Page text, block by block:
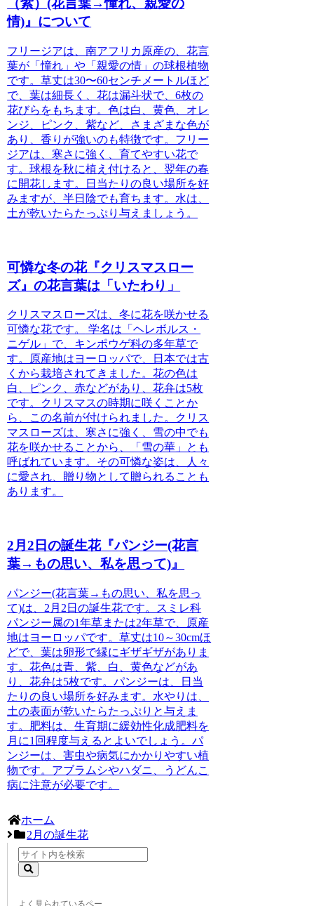
（紫）(花言葉→憧れ、親愛の
情)』について
フリージアは、南アフリカ原産の、花言
葉が「憧れ」や「親愛の情」の球根植物
です。草丈は30〜60センチメートルほど
で、葉は細長く、花は漏斗状で、6枚の
花びらをもちます。色は白、黄色、オレ
ンジ、ピンク、紫など、さまざまな色が
あり、香りが強いのも特徴です。フリー
ジアは、寒さに強く、育てやすい花で
す。球根を秋に植え付けると、翌年の春
に開花します。日当たりの良い場所を好
みますが、半日陰でも育ちます。水は、
土が乾いたらたっぷり与えましょう。
可憐な冬の花『クリスマスロー
ズ』の花言葉は「いたわり」
クリスマスローズは、冬に花を咲かせる
可憐な花です。
学名は「ヘレボルス・
ニゲル」で、キンポウゲ科の多年草で
す。原産地はヨーロッパで、日本では古
くから栽培されてきました。花の色は
白、ピンク、赤などがあり、花弁は5枚
です。クリスマスの時期に咲くことか
ら、この名前が付けられました。クリス
マスローズは、寒さに強く、雪の中でも
花を咲かせることから、「雪の華」とも
呼ばれています。その可憐な姿は、人々
に愛され、贈り物として贈られることも
あります。
2月2日の誕生花『パンジー(花言
葉→もの思い、私を思って)』
パンジー(花言葉→もの思い、私を思っ
て)は、2月2日の誕生花です。スミレ科
パンジー属の1年草または2年草で、原産
地はヨーロッパです。草丈は10～30cmほ
どで、葉は卵形で縁にギザギザがありま
す。花色は青、紫、白、黄色などがあ
り、花弁は5枚です。パンジーは、日当
たりの良い場所を好みます。水やりは、
土の表面が乾いたらたっぷりと与えま
す。肥料は、生育期に緩効性化成肥料を
月に1回程度与えるとよいでしょう。パ
ンジーは、害虫や病気にかかりやすい植
物です。アブラムシやハダニ、うどんこ
病に注意が必要です。
ホーム
2月の誕生花
よく見られているペー